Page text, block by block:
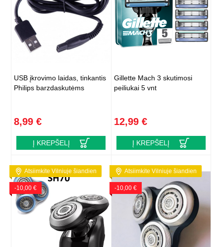
USB įkrovimo laidas, tinkantis
Philips barzdaskutėms
8,99 €
Į KREPŠELĮ
Gillette Mach 3 skutimosi
peiliukai 5 vnt
12,99 €
Į KREPŠELĮ
Atsiimkite Vilniuje šiandien
-10,00 €
Atsiimkite Vilniuje šiandien
-10,00 €